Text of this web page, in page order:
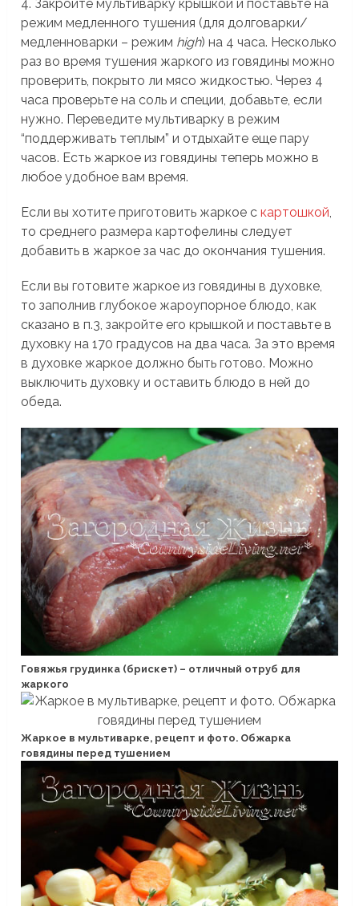
4. Закройте мультиварку крышкой и поставьте на
режим медленного тушения (для долговарки/
медленноварки – режим high) на 4 часа. Несколько
раз во время тушения жаркого из говядины можно
проверить, покрыто ли мясо жидкостью. Через 4
часа проверьте на соль и специи, добавьте, если
нужно. Переведите мультиварку в режим
“поддерживать теплым” и отдыхайте еще пару
часов. Есть жаркое из говядины теперь можно в
любое удобное вам время.
Если вы хотите приготовить жаркое скартошкой,
то среднего размера картофелины следует
добавить в жаркое за час до окончания тушения.
Если вы готовите жаркое из говядины в духовке,
то заполнив глубокое жароупорное блюдо, как
сказано в п.3, закройте его крышкой и поставьте в
духовку на 170 градусов на два часа. За это время
в духовке жаркое должно быть готово. Можно
выключить духовку и оставить блюдо в ней до
обеда.
Говяжья грудинка (брискет) – отличный отруб для
жаркого
Жаркое в мультиварке, рецепт и фото. Обжарка
говядины перед тушением